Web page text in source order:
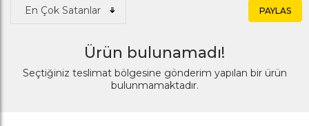
PAYLAS
Ürün bulunamadı!
Seçtiğiniz teslimat bölgesine gönderim yapılan bir ürün
bulunmamaktadır.